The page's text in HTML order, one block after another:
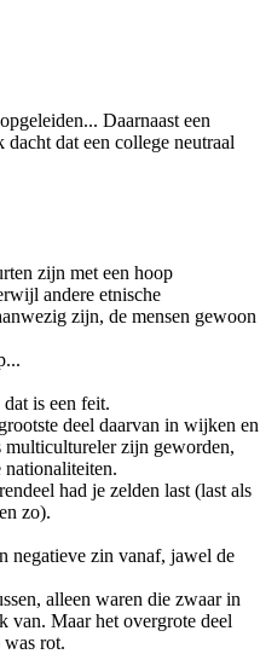
Daarnaast een
dat een college neutraal
zijn met een hoop
andere etnische
zijn, de mensen gewoon
is een feit.
deel daarvan in wijken en
multicultureler zijn geworden,
had je zelden last (last als
zo).
negatieve zin vanaf, jawel de
alleen waren die zwaar in
van. Maar het overgrote deel
was rot.